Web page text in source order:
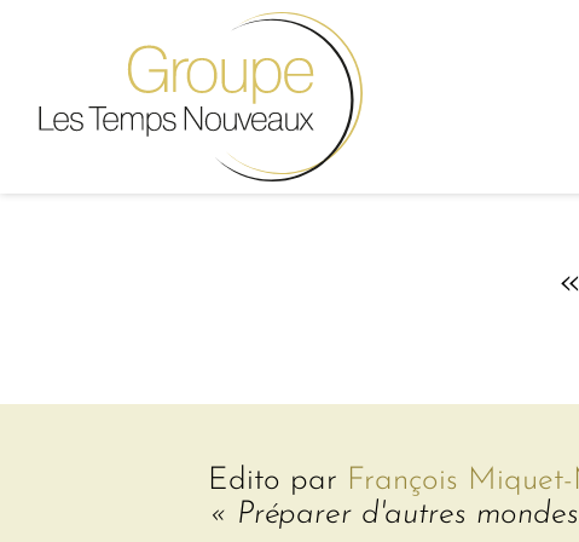
«
Edito par François
« Préparer d'autres